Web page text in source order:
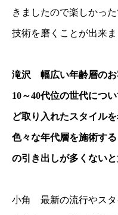
きましたので楽しかっ
技術を磨くことが出来ま
滝沢 幅広い年齢層のお
10～40代位の世代につ
ど取り入れたスタイル
色々な年代層を施術す
の引き出しが多くないと
小角 最新の流行やスタ